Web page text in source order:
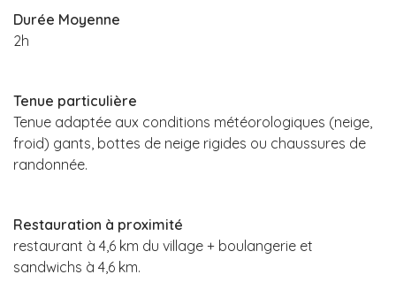
Durée Moyenne
2h
Tenue particulière
Tenue adaptée aux conditions météorologiques (neige,
froid) gants, bottes de neige rigides ou chaussures de
randonnée.
Restauration à proximité
restaurant à 4,6 km du village + boulangerie et
sandwichs à 4,6 km.